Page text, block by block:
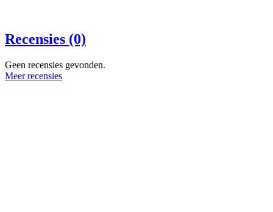
Recensies (0)
Geen recensies gevonden.
Meer recensies